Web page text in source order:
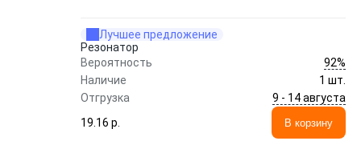
Лучшее предложение
Резонатор
Вероятность
92%
Наличие
1 шт.
Отгрузка
9 - 14 августа
19.16 p.
В корзину